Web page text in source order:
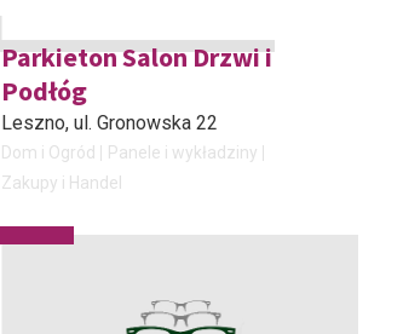
Parkieton Salon Drzwi i
Podłóg
Leszno, ul. Gronowska 22
Dom i Ogród
Panele i wykładziny
Zakupy i Handel